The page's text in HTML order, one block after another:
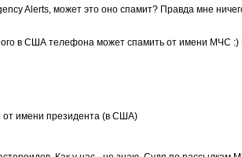
Alerts, может это оно спамит? Правда мне
в США телефона может спамить от имени МЧС :)
от имени президента (в США)